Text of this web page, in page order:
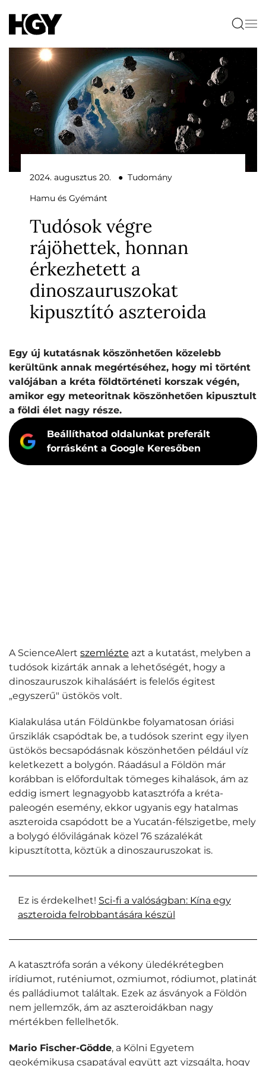
2024. augusztus 20. ● Tudomány
Hamu és Gyémánt
Tudósok végre
rájöhettek, honnan
érkezhetett a
dinoszauruszokat
kipusztító aszteroida
Egy új kutatásnak köszönhetően közelebb
kerültünk annak megértéséhez, hogy mi történt
valójában a kréta földtörténeti korszak végén,
amikor egy meteoritnak köszönhetően kipusztult
a földi élet nagy része.
Beállíthatod oldalunkat preferált
forrásként a Google Keresőben
A ScienceAlert szemlézte azt a kutatást, melyben a
tudósok kizárták annak a lehetőségét, hogy a
dinoszauruszok kihalásáért is felelős égitest
„egyszerű" üstökös volt.
Kialakulása után Földünkbe folyamatosan óriási
űrsziklák csapódtak be, a tudósok szerint egy ilyen
üstökös becsapódásnak köszönhetően például víz
keletkezett a bolygón. Ráadásul a Földön már
korábban is előfordultak tömeges kihalások, ám az
eddig ismert legnagyobb katasztrófa a kréta-
paleogén esemény, ekkor ugyanis egy hatalmas
aszteroida csapódott be a Yucatán-félszigetbe, mely
a bolygó élővilágának közel 76 százalékát
kipusztította, köztük a dinoszauruszokat is.
Ez is érdekelhet! Sci-fi a valóságban: Kína egy
aszteroida felrobbantására készül
A katasztrófa során a vékony üledékrétegben
irídiumot, ruténiumot, ozmiumot, ródiumot, platinát
és palládiumot találtak. Ezek az ásványok a Földön
nem jellemzők, ám az aszteroidákban nagy
mértékben fellelhetők.
Mario Fischer-Gödde, a Kölni Egyetem
geokémikusa csapatával együtt azt vizsgálta, hogy